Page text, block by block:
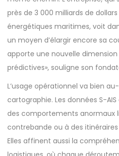
près de 3 000 milliards de
énergétiques maritimes, voit
un moyen d’élargir encore sa
apporte une nouvelle dimension
prédictives», souligne son
L’usage opérationnel va bien
cartographie. Les données S-
des comportements anormaux
contrebande ou à des
Elles affinent aussi la